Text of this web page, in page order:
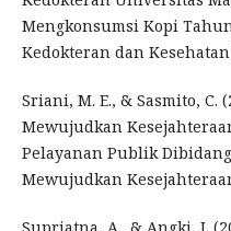
Mengkonsumsi Kopi Tahun
Kedokteran dan
Sriani, M. E., & Sasmito, C.
Mewujudkan
Pelayanan Publik
Mewujudkan
Supriatna, A., & Angki, J.